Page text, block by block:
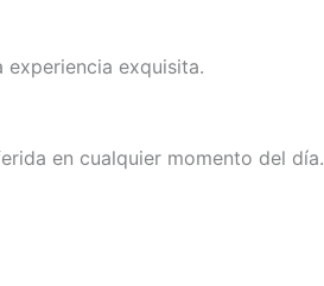
exquisita.
en cualquier momento del día.